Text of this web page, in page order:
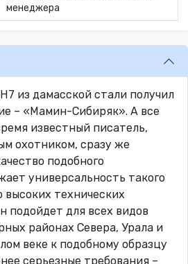
менеджера
из дамасской стали получил
– «Мамин-Сибиряк». А все
известный писатель,
охотником, сразу же
подобного
универсальность такого
высоких технических
подойдет для всех видов
районах Севера, Урала и
веке к подобному образцу
серьезные требования –